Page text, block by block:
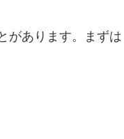
があります。まずは